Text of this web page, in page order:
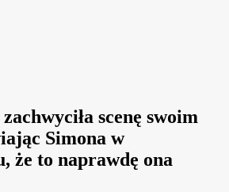
scenę swoim
Simona w
że to naprawdę ona